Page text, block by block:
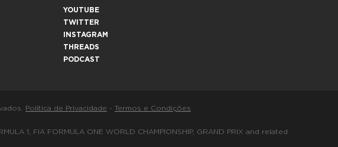
YOUTUBE
TWITTER
INSTAGRAM
THREADS
PODCAST
Política de Privacidade - Termos e Condições
1, FIA FORMULA ONE WORLD CHAMPIONSHIP, GRAND PRIX and related